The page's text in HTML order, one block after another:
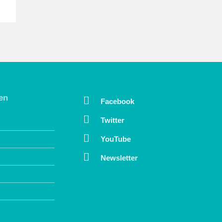
Facebook
Twitter
YouTube
Newsletter